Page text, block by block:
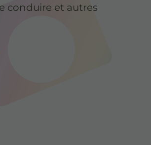
conduire et autres